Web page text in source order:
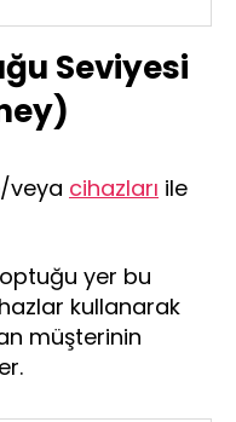
Seviyesi
veya cihazları ile
yer bu
kullanarak
müşterinin